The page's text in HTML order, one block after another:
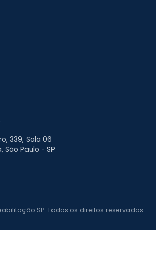
339, Sala 06
São Paulo - SP
SP. Todos os direitos reservados.